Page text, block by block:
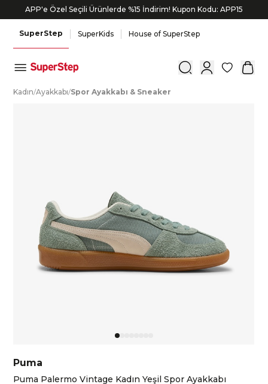
APP'e Özel Seçili Ürünlerde %15 İndirim! Kupon Kodu: APP15
SuperStep SuperKids House of SuperStep
0
Kadın/Ayakkabı/Spor Ayakkabı & Sneaker
Puma
Puma Palermo Vintage Kadın Yeşil Spor Ayakkabı